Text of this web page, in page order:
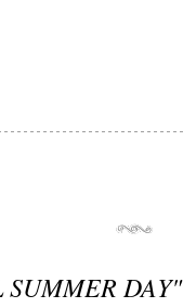
DAY"